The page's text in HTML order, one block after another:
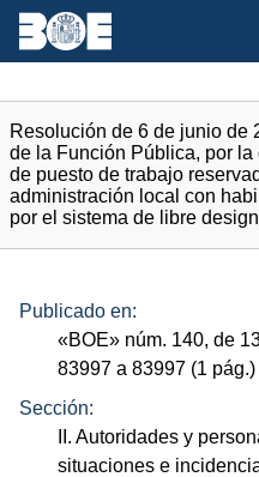
Resolución de 6 de junio de
de la Función Pública, por
de puesto de trabajo
administración local con
por el sistema de libre
Publicado en:
«BOE» núm. 140, de
83997 a 83997 (1 pág.)
Sección:
II. Autoridades y
situaciones e